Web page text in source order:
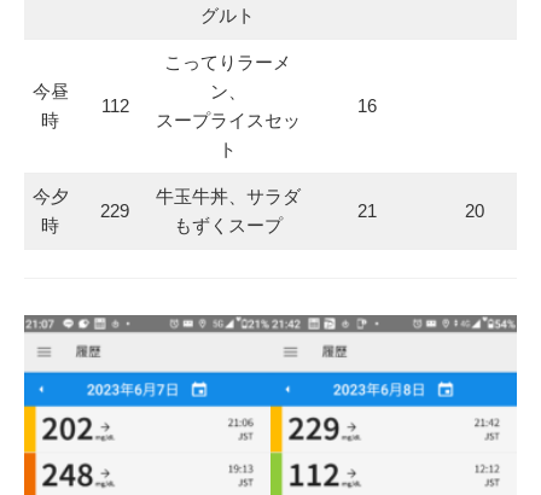
グルト
今昼
時
112
こってりラーメ
ン、
スープライスセッ
ト
16
今夕
時
229
牛玉牛丼、サラダ
もずくスープ
21 20